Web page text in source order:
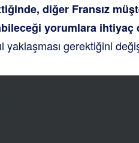
diğer Fransız
yorumlara ihtiyaç
yaklaşması gerektiğini